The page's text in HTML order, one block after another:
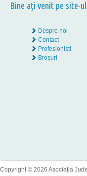
Bine aţi venit pe site-
Despre noi
Contact
Profesionişti
Broşuri
Copyright © 2026 Asociaţia